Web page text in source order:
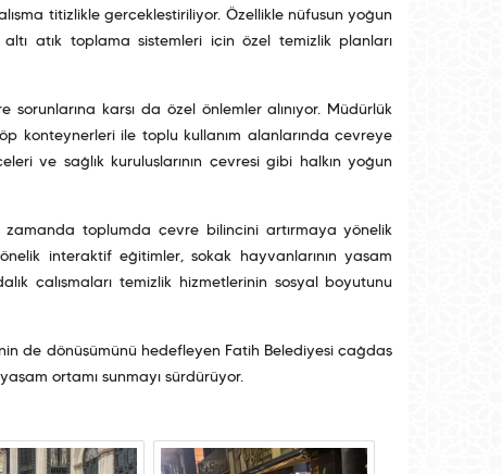
titizlikle gerçekleştiriliyor. Özellikle nüfusun yoğun
atık toplama sistemleri için özel temizlik planları
karşı da özel önlemler alınıyor. Müdürlük
konteynerleri ile toplu kullanım alanlarında çevreye
ve sağlık kuruluşlarının çevresi gibi halkın yoğun
zamanda toplumda çevre bilincini artırmaya yönelik
interaktif eğitimler, sokak hayvanlarının yaşam
çalışmaları temizlik hizmetlerinin sosyal boyutunu
de dönüşümünü hedefleyen Fatih Belediyesi çağdaş
ortamı sunmayı sürdürüyor.